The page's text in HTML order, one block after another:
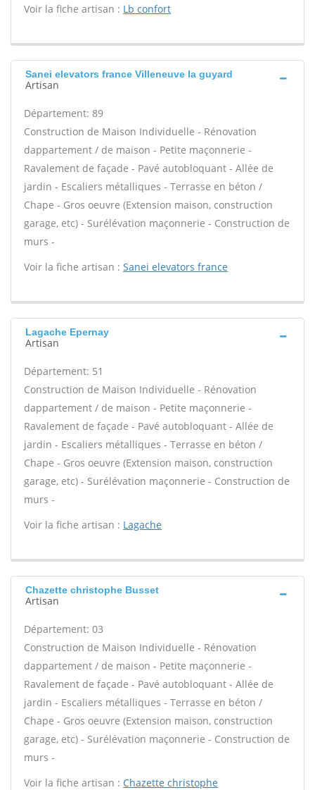
Voir la fiche artisan : Lb confort
Sanei elevators france Villeneuve la guyard
Artisan
Département: 89
Construction de Maison Individuelle - Rénovation
dappartement / de maison - Petite maçonnerie -
Ravalement de façade - Pavé autobloquant - Allée de
jardin - Escaliers métalliques - Terrasse en béton /
Chape - Gros oeuvre (Extension maison, construction
garage, etc) - Surélévation maçonnerie - Construction de
murs -
Voir la fiche artisan : Sanei elevators france
Lagache Epernay
Artisan
Département: 51
Construction de Maison Individuelle - Rénovation
dappartement / de maison - Petite maçonnerie -
Ravalement de façade - Pavé autobloquant - Allée de
jardin - Escaliers métalliques - Terrasse en béton /
Chape - Gros oeuvre (Extension maison, construction
garage, etc) - Surélévation maçonnerie - Construction de
murs -
Voir la fiche artisan : Lagache
Chazette christophe Busset
Artisan
Département: 03
Construction de Maison Individuelle - Rénovation
dappartement / de maison - Petite maçonnerie -
Ravalement de façade - Pavé autobloquant - Allée de
jardin - Escaliers métalliques - Terrasse en béton /
Chape - Gros oeuvre (Extension maison, construction
garage, etc) - Surélévation maçonnerie - Construction de
murs -
Voir la fiche artisan : Chazette christophe